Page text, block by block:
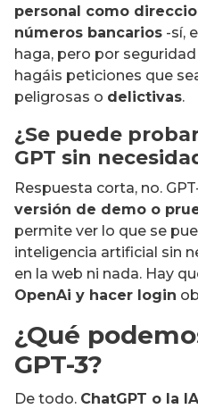
personal como
números bancarios -sí,
haga, pero por
hagáis peticiones que
peligrosas o delictivas.
¿Se puede
GPT sin
Respuesta corta, no.
versión de demo o
permite ver lo que se
inteligencia artificial sin
en la web ni nada. Hay
OpenAi y hacer login
¿Qué
GPT-3?
De todo. ChatGPT o la